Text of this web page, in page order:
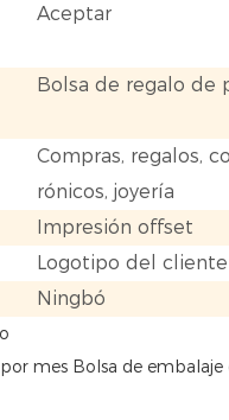
Aceptar
Bolsa de regalo de
Compras, regalos,
rónicos, joyería
Impresión offset
Logotipo del cliente
Ningbó
mes Bolsa de